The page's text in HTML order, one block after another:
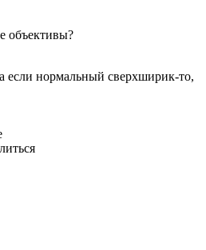
объективы?
если нормальный сверхширик-то,